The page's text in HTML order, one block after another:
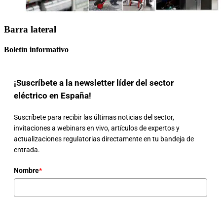
Barra lateral
Boletín informativo
¡Suscríbete a la newsletter líder del sector
eléctrico en España!
Suscríbete para recibir las últimas noticias del sector,
invitaciones a webinars en vivo, artículos de expertos y
actualizaciones regulatorias directamente en tu bandeja de
entrada.
Nombre*